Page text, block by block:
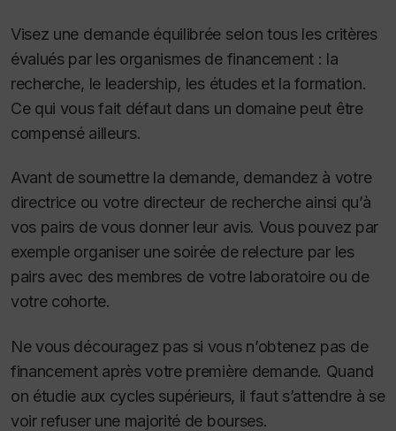
Visez une demande équilibrée selon tous les critères
évalués par les organismes de financement : la
recherche, le leadership, les études et la formation.
Ce qui vous fait défaut dans un domaine peut être
compensé ailleurs.
Avant de soumettre la demande, demandez à votre
directrice ou votre directeur de recherche ainsi qu’à
vos pairs de vous donner leur avis. Vous pouvez par
exemple organiser une soirée de relecture par les
pairs avec des membres de votre laboratoire ou de
votre cohorte.
Ne vous découragez pas si vous n’obtenez pas de
financement après votre première demande. Quand
on étudie aux cycles supérieurs, il faut s’attendre à se
voir refuser une majorité de bourses.